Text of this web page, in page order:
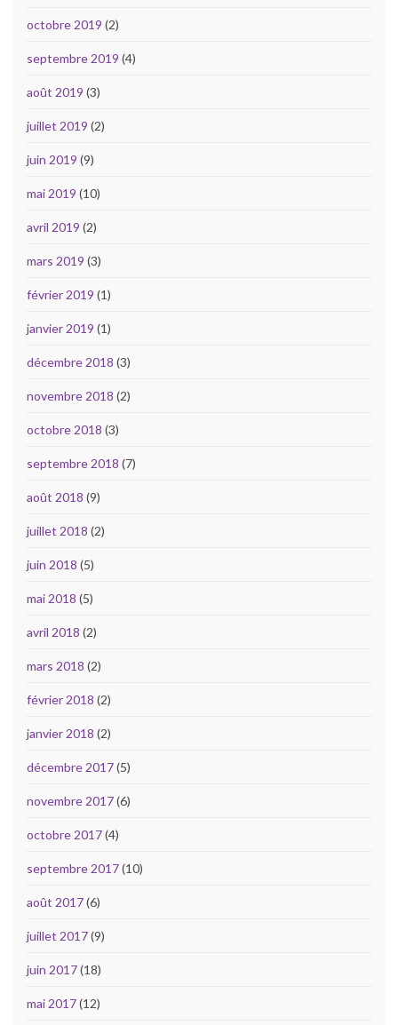
octobre 2019 (2)
septembre 2019 (4)
août 2019 (3)
juillet 2019 (2)
juin 2019 (9)
mai 2019 (10)
avril 2019 (2)
mars 2019 (3)
février 2019 (1)
janvier 2019 (1)
décembre 2018 (3)
novembre 2018 (2)
octobre 2018 (3)
septembre 2018 (7)
août 2018 (9)
juillet 2018 (2)
juin 2018 (5)
mai 2018 (5)
avril 2018 (2)
mars 2018 (2)
février 2018 (2)
janvier 2018 (2)
décembre 2017(5)
novembre 2017(6)
octobre 2017(4)
septembre 2017(10)
août 2017(6)
juillet 2017(9)
juin 2017(18)
mai 2017(12)